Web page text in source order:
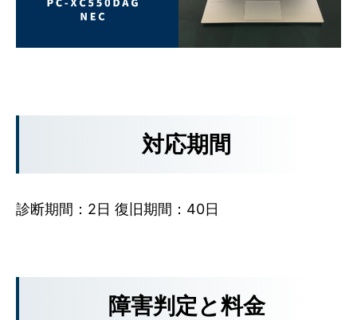
対応期間
診断期間：2日 復旧期間：40日
障害判定と料金